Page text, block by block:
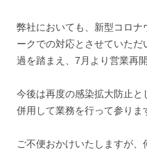
弊社においても、新型コロナ
ークでの対応とさせていた
過を踏まえ、7月より営業再
今後は再度の感染拡大防止
併用して業務を行って参りま
ご不便おかけいたしますが、